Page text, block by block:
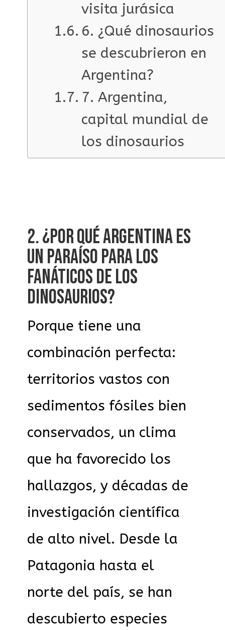
visita jurásica
6. ¿Qué dinosaurios
se descubrieron en
Argentina?
7. Argentina,
capital mundial de
los dinosaurios
2. ¿POR QUÉ ARGENTINA ES
UN PARAÍSO PARA LOS
FANÁTICOS DE LOS
DINOSAURIOS?
Porque tiene una
combinación perfecta:
territorios vastos con
sedimentos fósiles bien
conservados, un clima
que ha favorecido los
hallazgos, y décadas de
investigación científica
de alto nivel. Desde la
Patagonia hasta el
norte del país, se han
descubierto especies